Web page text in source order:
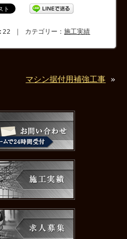
｜ カテゴリー：施工実績
マシン据付用補強工事 »